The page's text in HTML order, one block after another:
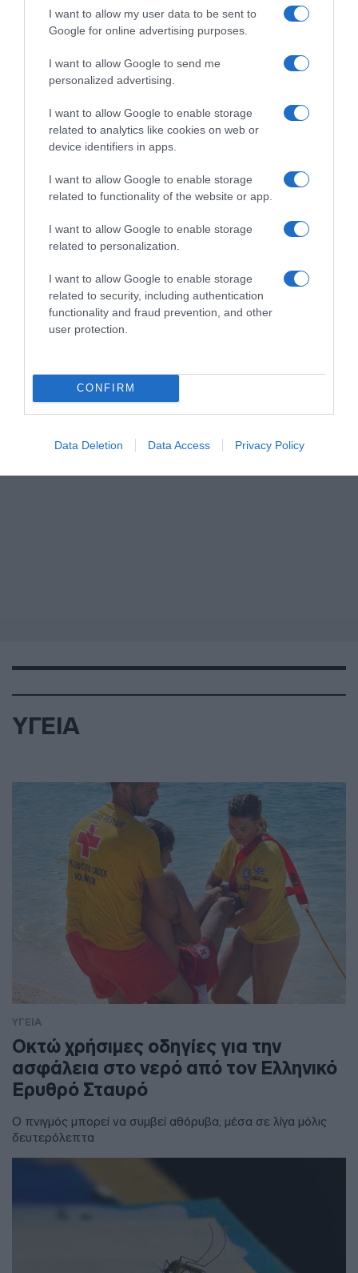
I want to allow my user data to be sent to
Google for online advertising purposes.
I want to allow Google to send me
personalized advertising.
I want to allow Google to enable storage
related to analytics like cookies on web or
device identifiers in apps.
I want to allow Google to enable storage
related to functionality of the website or app.
I want to allow Google to enable storage
related to personalization.
I want to allow Google to enable storage
related to security, including authentication
functionality and fraud prevention, and other
user protection.
CONFIRM
Data Deletion Data Access Privacy Policy
ΣΧΟΛΙΑ
ΥΓΕΙΑ
ΥΓΕΙΑ
Οκτώ χρήσιμες οδηγίες για την
ασφάλεια στο νερό από τον Ελληνικό
Ερυθρό Σταυρό
Ο πνιγμός μπορεί να συμβεί αθόρυβα, μέσα σε λίγα μόλις
δευτερόλεπτα